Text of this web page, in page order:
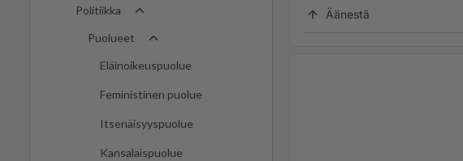
Politiikka
Puolueet
Eläinoikeuspuolue
Feministinen puolue
Itsenäisyyspuolue
Kansalaispuolue
Äänestä